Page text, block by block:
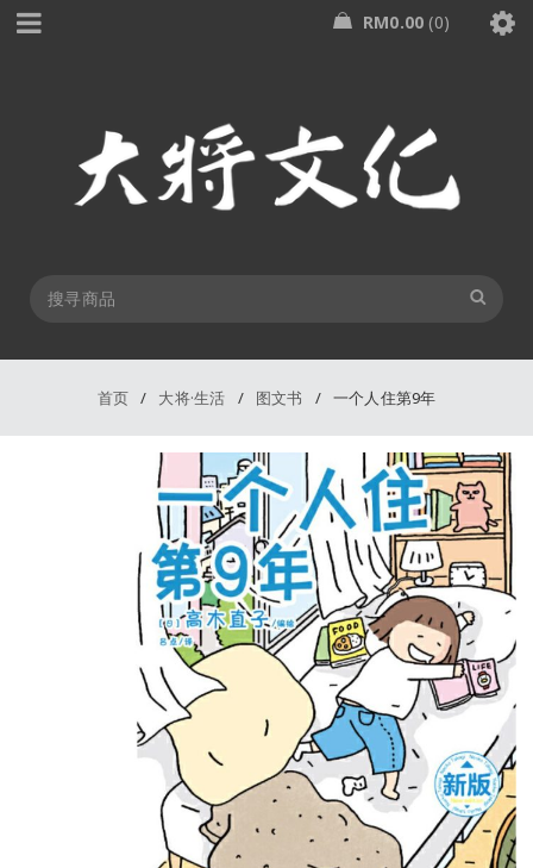
RM0.00 0
首页 / 大将·生活 / 图文书 / 一个人住第9年